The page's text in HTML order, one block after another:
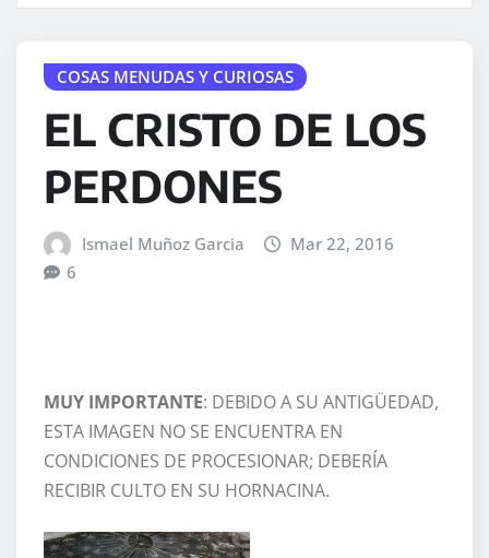
COSAS MENUDAS Y CURIOSAS
EL CRISTO DE LOS
PERDONES
Ismael Muñoz Garcia
Mar 22, 2016
6
MUY IMPORTANTE: DEBIDO A SU ANTIGÜEDAD,
ESTA IMAGEN NO SE ENCUENTRA EN
CONDICIONES DE PROCESIONAR; DEBERÍA
RECIBIR CULTO EN SU HORNACINA.